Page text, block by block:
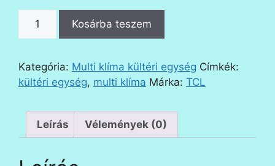
multi
inverter
kültéri
egység
mennyiség
Kosárba teszem
Kategória: Multi klíma kültéri egység Címkék:
kültéri egység, multi klíma Márka: TCL
Leírás Vélemények (0)